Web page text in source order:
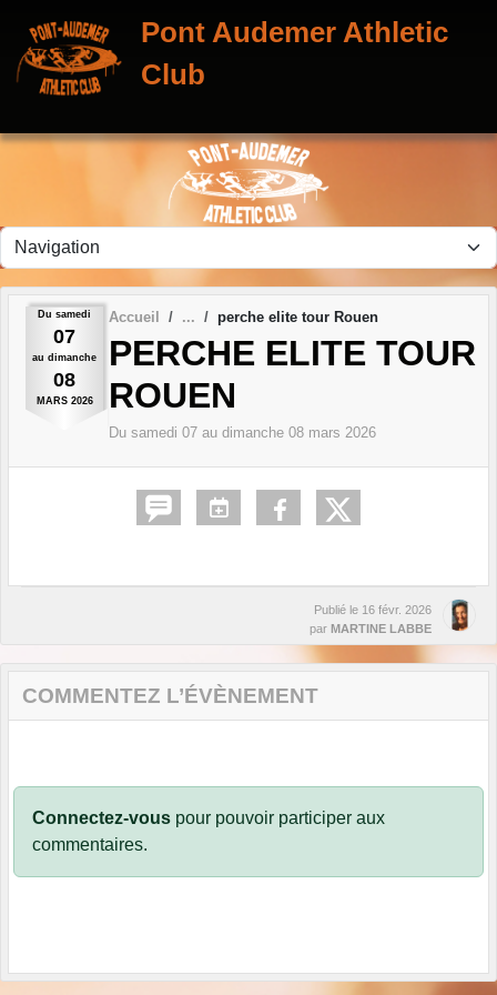
Pont Audemer Athletic
Club
Du samedi
07
au dimanche
08
MARS 2026
Accueil perche elite tour Rouen
PERCHE ELITE TOUR
ROUEN
Du samedi 07 au dimanche 08 mars 2026
Publié le 16 févr. 2026
par MARTINE LABBE
COMMENTEZ L’ÉVÈNEMENT
Connectez-vous pour pouvoir participer aux
commentaires.